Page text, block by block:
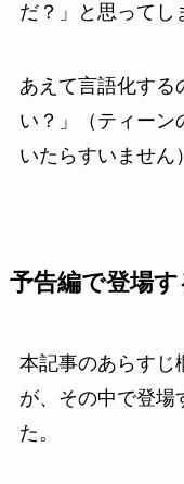
だ？」と思ってし
あえて言語化する
い？」（ティーン
いたらすいません）
予告編で登場
本記事のあらすじ
が、その中で登場
た。